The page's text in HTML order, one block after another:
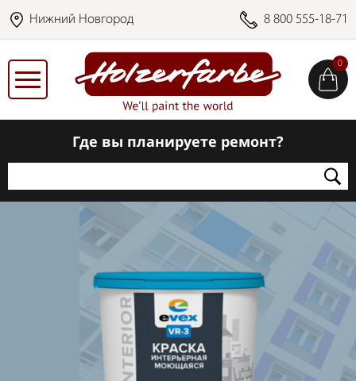
Нижний Новгород 8 800 555-18-71
0
Где вы планируете ремонт?